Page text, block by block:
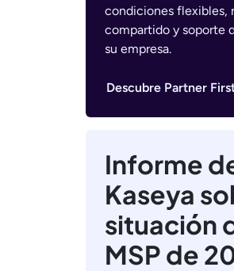
condiciones flexibles,
compartido y soporte
su empresa.
Descubre Partner
Informe
Kaseya
situación
MSP de